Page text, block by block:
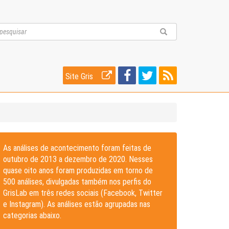
Site Gris
As análises de acontecimento foram feitas de
outubro de 2013 a dezembro de 2020. Nesses
quase oito anos foram produzidas em torno de
500 análises, divulgadas também nos perfis do
GrisLab em três redes sociais (Facebook, Twitter
e Instagram). As análises estão agrupadas nas
categorias abaixo.